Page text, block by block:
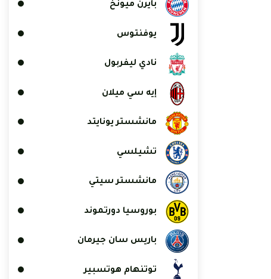
بايرن ميونخ
يوفنتوس
نادي ليفربول
إيه سي ميلان
مانشستر يونايتد
تشيلسي
مانشستر سيتي
بوروسيا دورتموند
باريس سان جيرمان
توتنهام هوتسبير